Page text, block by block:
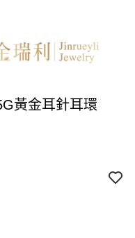
黃金耳針耳環